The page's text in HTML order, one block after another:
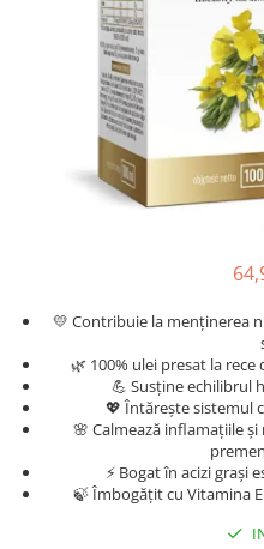
Pierdere Greutate
Sucuri Naturale
Sistem Respirator
Stress & Somn
Vitamine Coloidale
Pachete
💛 Contribuie la menținerea
🌿 100% ulei presat la
💪 Susține echilibrul
💖 Întărește sistemul
🌸 Calmează inflamațiile
⚡ Bogat în acizi grași
🍃 Îmbogățit cu Vitamina